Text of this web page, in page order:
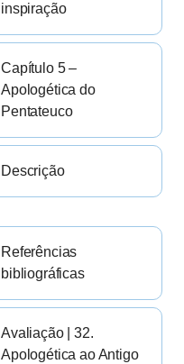
inspiração
Capítulo 5 –
Apologética do
Pentateuco
Descrição
Referências
bibliográficas
Avaliação | 32.
Apologética ao Antigo